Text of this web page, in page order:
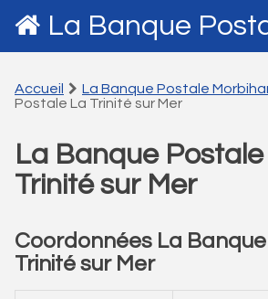
La Banque
Accueil La Banque Postale
Postale La Trinité sur Mer
La Banque
Trinité sur Mer
Coordonnées La
Trinité sur Mer